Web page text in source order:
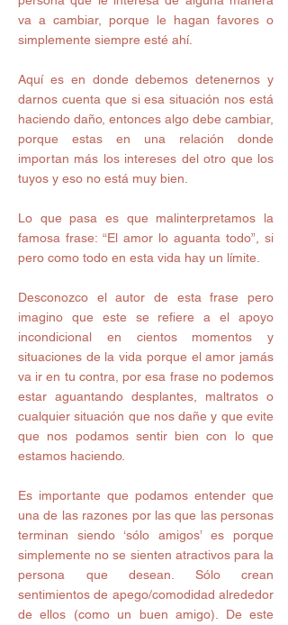
va a cambiar, porque le hagan favores o
simplemente siempre esté ahí.
Aquí es en donde debemos detenernos y
darnos cuenta que si esa situación nos está
haciendo daño, entonces algo debe cambiar,
porque estas en una relación donde
importan más los intereses del otro que los
tuyos y eso no está muy bien.
Lo que pasa es que malinterpretamos la
famosa frase: “El amor lo aguanta todo”, si
pero como todo en esta vida hay un límite.
Desconozco el autor de esta frase pero
imagino que este se refiere a el apoyo
incondicional en cientos momentos y
situaciones de la vida porque el amor jamás
va ir en tu contra, por esa frase no podemos
estar aguantando desplantes, maltratos o
cualquier situación que nos dañe y que evite
que nos podamos sentir bien con lo que
estamos haciendo.
Es importante que podamos entender que
una de las razones por las que las personas
terminan siendo ‘sólo amigos’ es porque
simplemente no se sienten atractivos para la
persona que desean. Sólo crean
sentimientos de apego/comodidad alrededor
de ellos (como un buen amigo). De este